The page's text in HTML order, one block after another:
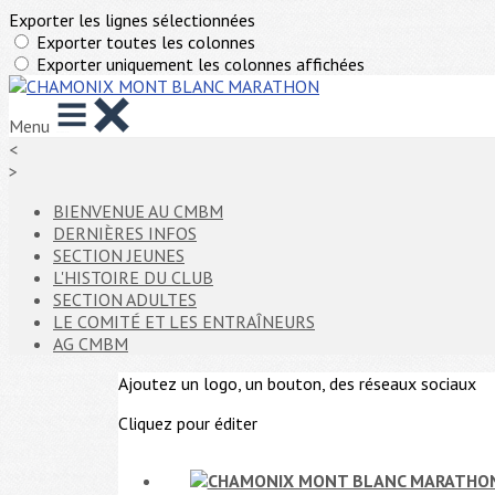
Exporter les lignes sélectionnées
Exporter toutes les colonnes
Exporter uniquement les colonnes affichées
Menu
<
>
BIENVENUE AU CMBM
DERNIÈRES INFOS
SECTION JEUNES
L'HISTOIRE DU CLUB
SECTION ADULTES
LE COMITÉ ET LES ENTRAÎNEURS
AG CMBM
Ajoutez un logo, un bouton, des réseaux sociaux
Cliquez pour éditer